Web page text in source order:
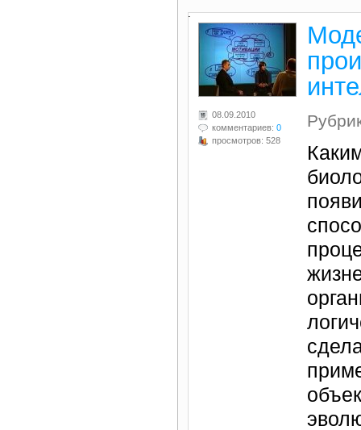
.
08.09.2010
комментариев: 0
просмотров: 528